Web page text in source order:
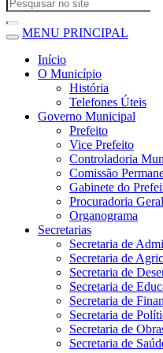
MENU PRINCIPAL
Início
O Município
História
Telefones Úteis
Governo Municipal
Prefeito
Vice Prefeito
Controladoria
Comissão
Gabinete do
Procuradoria Geral
Organograma
Secretarias
Secretaria de
Secretaria de
Secretaria de
Secretaria de
Secretaria de
Secretaria de
Secretaria de
Secretaria de